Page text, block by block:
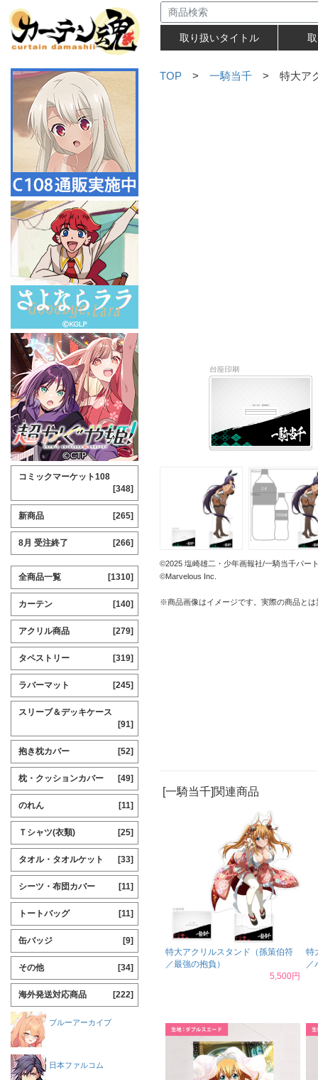
取り扱いタイトル
TOP > 一騎当千 > 特大アク
©2025 塩崎雄二・少年画報社/一騎当千パー
©Marvelous Inc.
※商品画像はイメージです。実際の商品と
[一騎当千]関連商品
特大アクリルスタンド（孫策伯符
／最強の抱負）
5,500円
特
／
コミックマーケット108
[348]
新商品 [265]
8月 受注終了 [266]
全商品一覧 [1310]
カーテン [140]
アクリル商品 [279]
タペストリー [319]
ラバーマット [245]
スリーブ＆デッキケース
[91]
抱き枕カバー [52]
枕・クッションカバー [49]
のれん [11]
Ｔシャツ(衣類) [25]
タオル・タオルケット [33]
シーツ・布団カバー [11]
トートバッグ [11]
缶バッジ [9]
その他 [34]
海外発送対応商品 [222]
ブルーアーカイブ
日本ファルコム